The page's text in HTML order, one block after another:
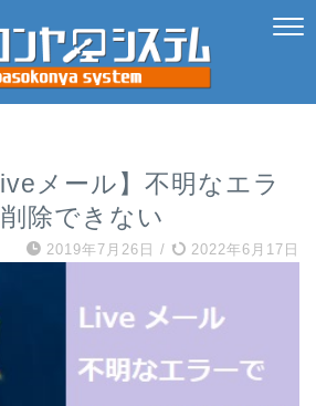
メール】不明なエラ
除できない
2019年7月26日 / 2022年6月17日